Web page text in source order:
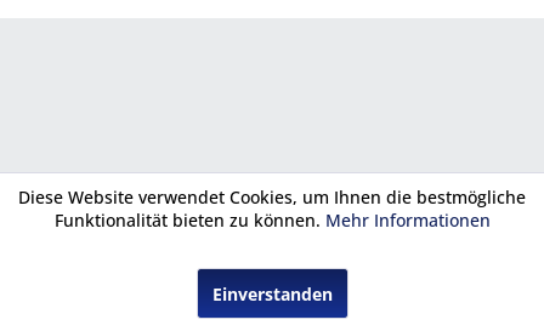
Diese Website verwendet Cookies, um Ihnen die bestmögliche
Funktionalität bieten zu können. Mehr Informationen
Einverstanden